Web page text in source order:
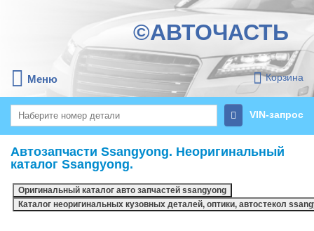
©АВТОЧАСТЬ
Меню Корзина
VIN-запрос
Автозапчасти Ssangyong. Неоригинальный
каталог Ssangyong.